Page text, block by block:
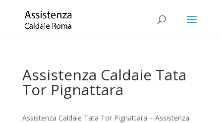
Assistenza Caldaie Tata
Tor Pignattara
Assistenza Caldaie Tata Tor Pignattara – Assistenza